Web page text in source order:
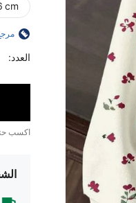
cm)
العدد:
اكسب